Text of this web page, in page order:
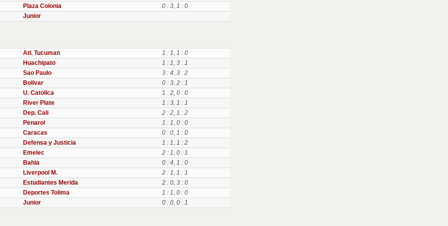
Plaza Colonia
0 : 3, 1 : 0
Junior
Atl. Tucuman 1 : 1, 1 : 0
Huachipato
1 : 1, 3 : 1
Sao Paulo
3 : 4, 3 : 2
Bolivar
0 : 3, 2 : 1
U. Catolica
1 : 2, 0 : 0
River Plate
1 : 3, 1 : 1
Dep. Cali
2 : 2, 1 : 2
Penarol
1 : 1, 0 : 0
Caracas
0 : 0, 1 : 0
Defensa y Justicia
1 : 1, 1 : 2
Emelec
2 : 1, 0 : 1
Bahia
0 : 4, 1 : 0
Liverpool M.
2 : 1, 1 : 1
Estudiantes Merida
2 : 0, 3 : 0
Deportes Tolima
1 : 1, 0 : 0
Junior
0 : 0, 0 : 1